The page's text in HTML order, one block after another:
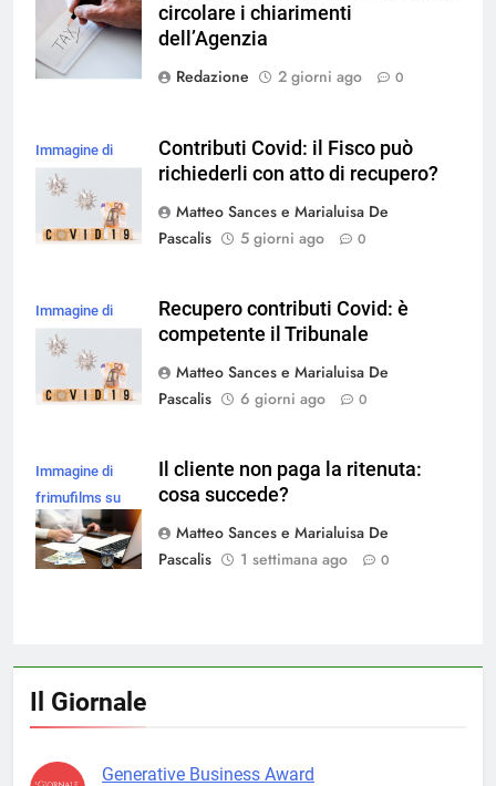
Magnific
circolare i chiarimenti
dell’Agenzia
Redazione
2 giorni ago 0
Immagine di
magnific
Contributi Covid: il Fisco può
richiederli con atto di recupero?
Matteo Sances e Marialuisa De
Pascalis
5 giorni ago 0
Immagine di
magnific
Recupero contributi Covid: è
competente il Tribunale
Matteo Sances e Marialuisa De
Pascalis
6 giorni ago 0
Immagine di
frimufilms su
Magnific
Il cliente non paga la ritenuta:
cosa succede?
Matteo Sances e Marialuisa De
Pascalis
1 settimana ago 0
Il Giornale
Generative Business Award